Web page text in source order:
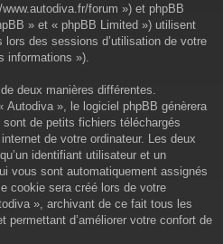
forum ») et phpBB
» et « phpBB Limited ») utilisent
des sessions d’utilisation de votre
informations »).
deux manières différentes.
Autodiva », le logiciel phpBB génèrera
de petits fichiers téléchargés
de votre ordinateur. Les deux
identifiant utilisateur et un
vous sont automatiquement assignés
cookie sera créé lors de votre
», archivant de ce fait tous les
d’améliorer votre confort de